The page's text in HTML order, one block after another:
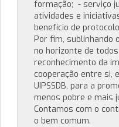
formação; - serviço
atividades e
benefício de
Por fim, sublinhando
no horizonte de
reconhecimento da
cooperação entre si,
UIPSSDB, para a
menos pobre e mais
Contamos com o
o bem comum.